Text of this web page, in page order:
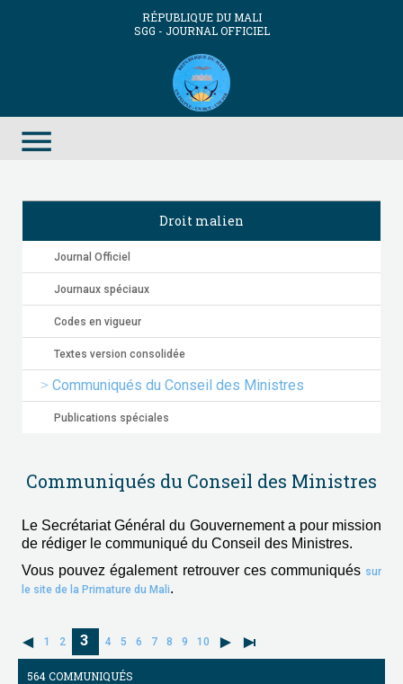
RÉPUBLIQUE DU MALI
SGG - JOURNAL OFFICIEL
menu
Droit malien
Journal Officiel
Journaux spéciaux
Codes en vigueur
Textes version consolidée
Communiqués du Conseil des Ministres
Publications spéciales
Communiqués du Conseil des Ministres
Le Secrétariat Général du Gouvernement a pour mission
de rédiger le communiqué du Conseil des Ministres.
Vous pouvez également retrouver ces communiqués sur
le site de la Primature du Mali.
1 2 3 4 5 6 7 8 9 10
564 COMMUNIQUÉS